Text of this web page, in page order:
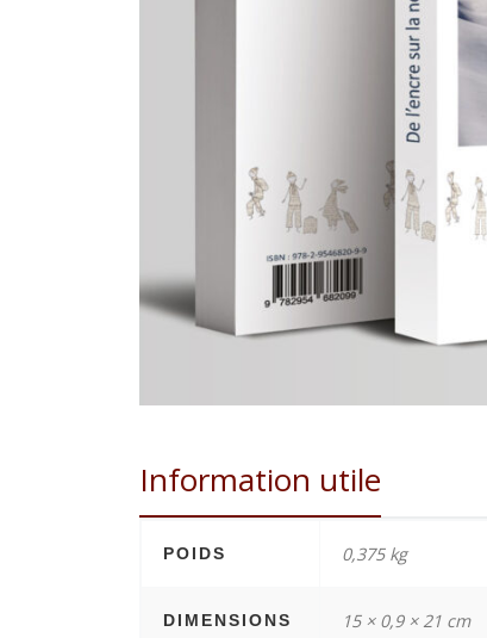
Information utile
POIDS 0,375 kg
DIMENSIONS 15 × 0,9 × 21 cm